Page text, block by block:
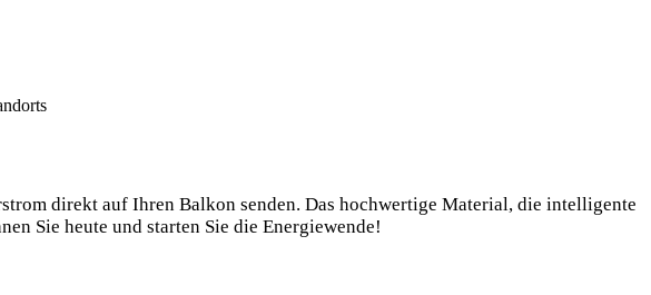
direkt auf ‍Ihren⁤ Balkon senden. ⁤Das hochwertige Material, die intelligente
Sie heute und starten ‍Sie die Energiewende!